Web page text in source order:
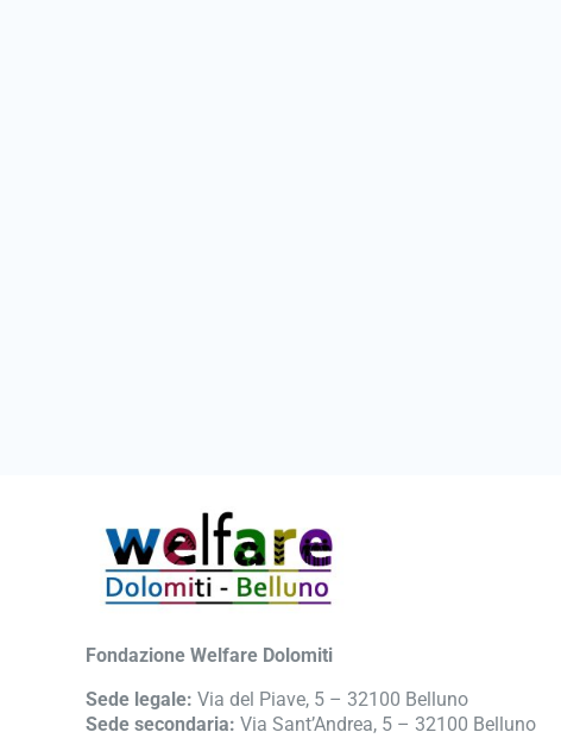
Fondazione Welfare Dolomiti
Sede legale: Via del Piave, 5 – 32100 Belluno
Sede secondaria: Via Sant’Andrea, 5 – 32100 Belluno